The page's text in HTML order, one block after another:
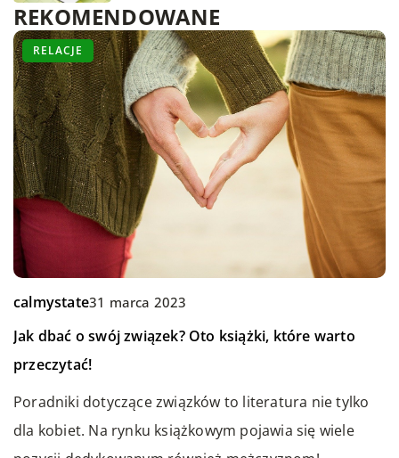
REKOMENDOWANE
RELACJE
Redaktor Blue Whale Press
Jak skutecznie budować zaufanie w relacjach online?
Dowiedz się, jak nawiązywać i utrzymywać zaufanie w
wirtualnych interakcjach. Kluczowe strategie i
sugestie, by Twoje relacje online były oparte na
TAJEMNICE LUDZKIEGO MÓZGU
Redaktor Blue Whale Press 5 lutego 2024
Zagadkowe zakamarki naszej świadomości: jak
funkcjonuje umysł?
Zagłębij się w nieodgadnione zakamarki ludzkiego
umysłu i dowiedz się więcej o jego tajemniczym
funkcjonowaniu. Artykuł odkrywa sekrety naszej
świadomości.
RELACJE
calmystate31 marca 2023
Jak dbać o swój związek? Oto książki, które warto
przeczytać!
Poradniki dotyczące związków to literatura nie tylko
dla kobiet. Na rynku książkowym pojawia się wiele